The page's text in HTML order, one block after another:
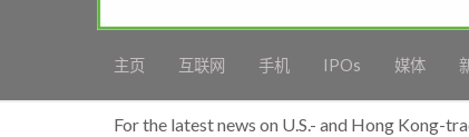
主页 互联网 手机 IPOs 媒体
For the latest news on U.S.- and Hong Kong-